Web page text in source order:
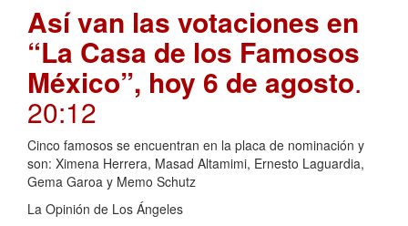
Así van las votaciones en
“La Casa de los Famosos
México”, hoy 6 de agosto.
20:12
Cinco famosos se encuentran en la placa de nominación y
son: Ximena Herrera, Masad Altamimi, Ernesto Laguardia,
Gema Garoa y Memo Schutz
La Opinión de Los Ángeles